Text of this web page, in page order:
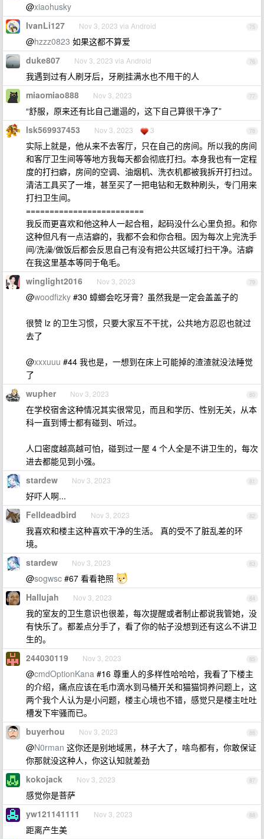
@xiaohusky
75
IvanLi127 Nov 3, 2023 via Android
@hzzz0823 如果这都不算爱
76
duke807 Nov 3, 2023 via Android
我遇到过有人刷牙后，牙刷挂满水也不甩干的人
77
miaomiao888 Nov 3, 2023
“舒服，原来还有比自己邋遢的，这下自己算很干净了”
78
lsk569937453 Nov 3, 2023 3
实际上就是，他从来不去客厅，只在自己的房间。所以我的房间
和客厅卫生间等等地方我每天都会彻底打扫。本身我也有一定程
度的打扫癖，房间的空调、油烟机、洗衣机都被我拆开打扫过。
清洁工具买了一堆，甚至买了一把电钻和无数种刷头，专门用来
打扫卫生间。
=========================
我反而更喜欢和他这种人一起合租，起码没什么心里负担。和你
这种但凡有一点洁癖的，我都不会和你合租。因为每次上完洗手
间/洗澡/做饭后都会反思自己有没有把公共区域打扫干净。洁癖
在我这里基本等同于龟毛。
79
winglight2016 Nov 3, 2023
@woodfizky #30 蟑螂会吃牙膏？虽然我是一定会盖盖子的
很赞 lz 的卫生习惯，只要大家互不干扰，公共地方忍忍也就过
去了
@xxxuuu #44 我也是，一想到在床上可能掉的渣渣就没法睡觉
了
80
wupher Nov 3, 2023
在学校宿舍这种情况其实很常见，而且和学历、性别无关，从本
科一直到博士都有碰到、听过。
人口密度越高越可怕，碰到过一屋 4 个人全是不讲卫生的，每次
进去都能见到小强。
81
stardew Nov 3, 2023
好吓人啊...
82
Felldeadbird Nov 3, 2023
我喜欢和楼主这种喜欢干净的生活。 真的受不了脏乱差的环
境。
83
stardew Nov 3, 2023
@sogwsc #67 看看艳照
84
Hallujah Nov 3, 2023
我的室友的卫生意识也很差，每次提醒或者制止都说我管她，没
有快乐了。都差点分手了，看了你的帖子没想到还有这么不讲卫
生的。
85
244030119 Nov 3, 2023
@cmdOptionKana #16 尊重人的多样性哈哈哈，我看了下楼主
的介绍，痛点应该在毛巾滴水到马桶开关和猫猫饲养问题上，这
两个我个人认为是小问题，楼主心境也不错，感觉只是楼主吐吐
槽发下牢骚而已。
86
buyerhou Nov 3, 2023
@N0rman 这你还是别地域黑，林子大了，啥鸟都有，你敢保证
你那就没这种人，你这认知就差劲
87
kokojack Nov 3, 2023
感觉你是菩萨
88
yw121141111 Nov 3, 2023
距离产生美